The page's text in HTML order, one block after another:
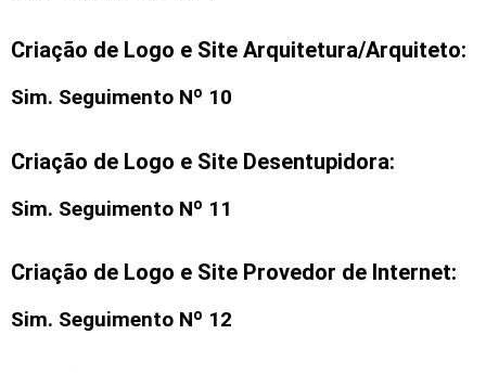
Criação de Logo e Site Arquitetura/Arquiteto:
Sim. Seguimento Nº 10
Criação de Logo e Site Desentupidora:
Sim. Seguimento Nº 11
Criação de Logo e Site Provedor de Internet:
Sim. Seguimento Nº 12